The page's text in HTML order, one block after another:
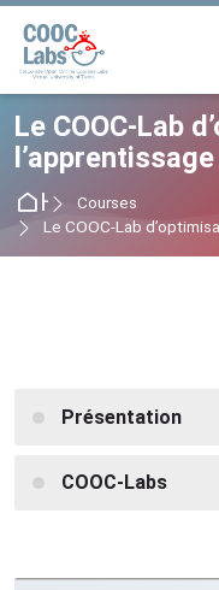
Skip to navigation
Skip to login form
Skip to main content
Skip to footer
Le COOC-Lab
HomeCourses
Le COOC-Lab
Présentation
COOC-Labs